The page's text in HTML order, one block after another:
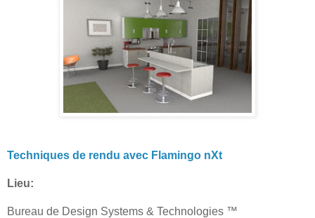
Techniques de rendu avec Flamingo nXt
Lieu:
Bureau de Design Systems & Technologies ™